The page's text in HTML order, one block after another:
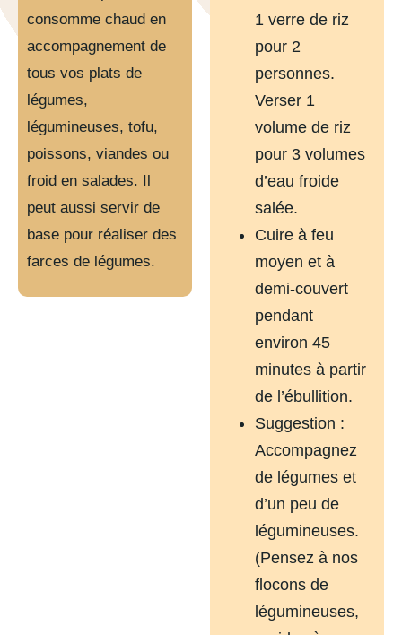
consomme chaud en
accompagnement de
tous vos plats de
légumes,
légumineuses, tofu,
poissons, viandes ou
froid en salades. Il
peut aussi servir de
base pour réaliser des
farces de légumes.
1 verre de riz
pour 2
personnes.
Verser 1
volume de riz
pour 3 volumes
d’eau froide
salée.
Cuire à feu
moyen et à
demi-couvert
pendant
environ 45
minutes à partir
de l’ébullition.
Suggestion :
Accompagnez
de légumes et
d’un peu de
légumineuses.
(Pensez à nos
flocons de
légumineuses,